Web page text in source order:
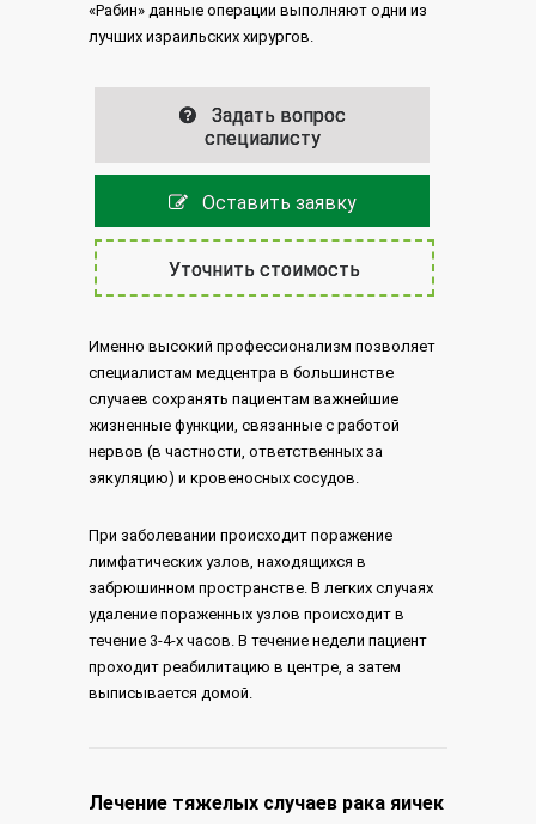
«Рабин» данные операции выполняют одни из
лучших израильских хирургов.
Задать вопрос
специалисту
Оставить заявку
Уточнить стоимость
Именно высокий профессионализм позволяет
специалистам медцентра в большинстве
случаев сохранять пациентам важнейшие
жизненные функции, связанные с работой
нервов (в частности, ответственных за
эякуляцию) и кровеносных сосудов.
При заболевании происходит поражение
лимфатических узлов, находящихся в
забрюшинном пространстве. В легких случаях
удаление пораженных узлов происходит в
течение 3-4-х часов. В течение недели пациент
проходит реабилитацию в центре, а затем
выписывается домой.
Лечение тяжелых случаев рака яичек